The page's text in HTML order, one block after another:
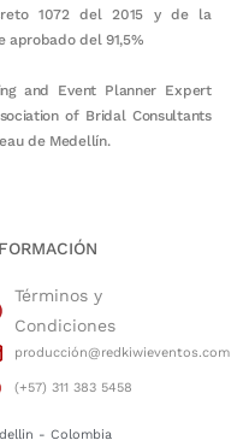
1072 del 2015 y de la
aprobado del 91,5%
and Event Planner Expert
of Bridal Consultants
de Medellín.
Términos y
Condiciones
producción@redkiwieventos.com
(+57) 311 383 5458
- Colombia